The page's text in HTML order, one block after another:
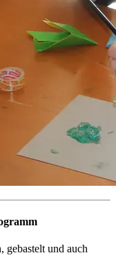
gebastelt und auch